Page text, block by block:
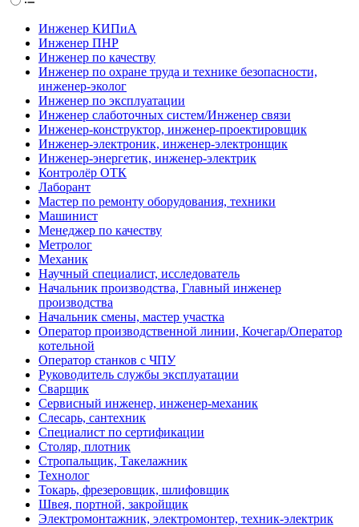
Инженер КИПиА
Инженер ПНР
Инженер по качеству
Инженер по охране труда и технике безопасности,
инженер-эколог
Инженер по эксплуатации
Инженер слаботочных систем/Инженер связи
Инженер-конструктор, инженер-проектировщик
Инженер-электроник, инженер-электронщик
Инженер-энергетик, инженер-электрик
Контролёр ОТК
Лаборант
Мастер по ремонту оборудования, техники
Машинист
Менеджер по качеству
Метролог
Механик
Научный специалист, исследователь
Начальник производства, Главный инженер
производства
Начальник смены, мастер участка
Оператор производственной линии, Кочегар/Оператор
котельной
Оператор станков с ЧПУ
Руководитель службы эксплуатации
Сварщик
Сервисный инженер, инженер-механик
Слесарь, сантехник
Специалист по сертификации
Столяр, плотник
Стропальщик, Такелажник
Технолог
Токарь, фрезеровщик, шлифовщик
Швея, портной, закройщик
Электромонтажник, электромонтер, техник-электрик